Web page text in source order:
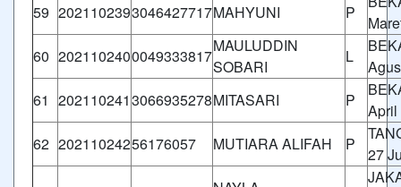
59 2021102393046427717MAHYUNI P
60 2021102400049333817
MAULUDDIN
SOBARI
L
61 2021102413066935278MITASARI P
April
62 20211024256176057 MUTIARA ALIFAH P
27